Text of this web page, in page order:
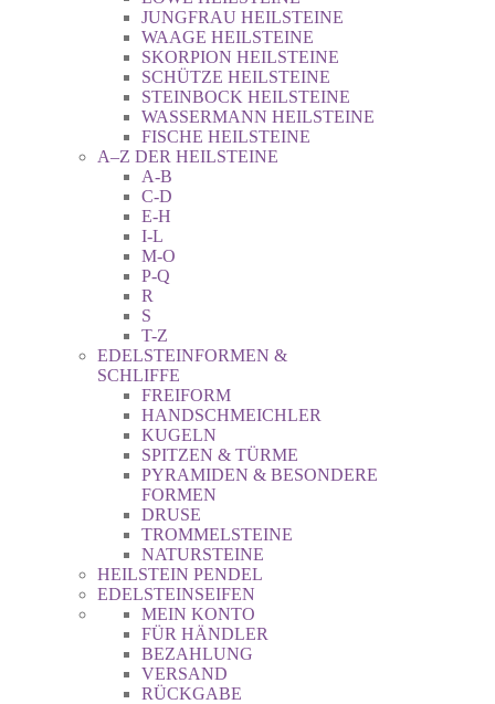
JUNGFRAU HEILSTEINE
WAAGE HEILSTEINE
SKORPION HEILSTEINE
SCHÜTZE HEILSTEINE
STEINBOCK HEILSTEINE
WASSERMANN HEILSTEINE
FISCHE HEILSTEINE
A–Z DER HEILSTEINE
A-B
C-D
E-H
I-L
M-O
P-Q
R
S
T-Z
EDELSTEINFORMEN &
SCHLIFFE
FREIFORM
HANDSCHMEICHLER
KUGELN
SPITZEN & TÜRME
PYRAMIDEN & BESONDERE
FORMEN
DRUSE
TROMMELSTEINE
NATURSTEINE
HEILSTEIN PENDEL
EDELSTEINSEIFEN
MEIN KONTO
FÜR HÄNDLER
BEZAHLUNG
VERSAND
RÜCKGABE